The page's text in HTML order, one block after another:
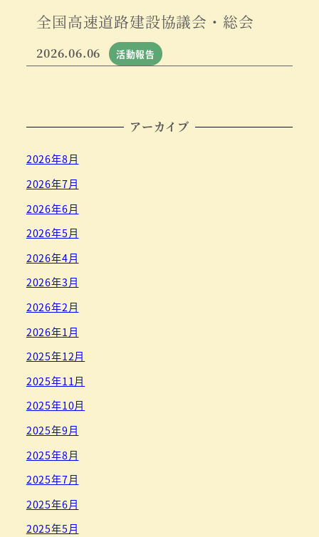
全国高速道路建設協議会・総会
2026.06.06 活動報告
アーカイブ
2026年8月
2026年7月
2026年6月
2026年5月
2026年4月
2026年3月
2026年2月
2026年1月
2025年12月
2025年11月
2025年10月
2025年9月
2025年8月
2025年7月
2025年6月
2025年5月